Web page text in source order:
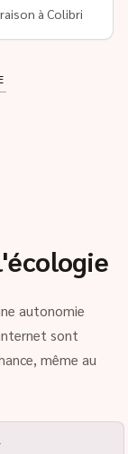
à Colibri
autonomie
sont
même au